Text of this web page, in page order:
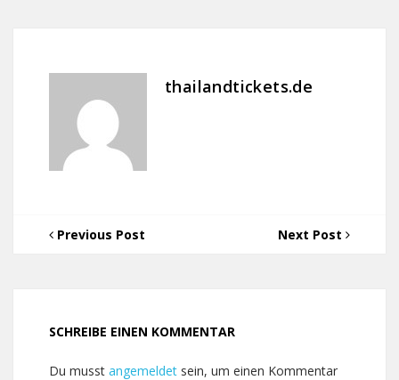
thailandtickets.de
Previous Post Next Post
SCHREIBE EINEN KOMMENTAR
Du musst angemeldet sein, um einen Kommentar